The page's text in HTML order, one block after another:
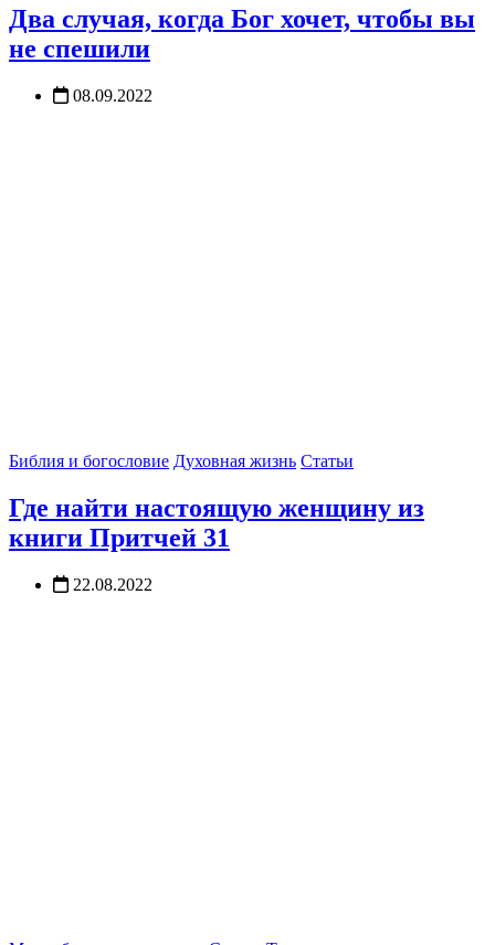
Два случая, когда Бог хочет, чтобы вы
не спешили
08.09.2022
Библия и богословие Духовная жизнь Статьи
Где найти настоящую женщину из
книги Притчей 31
22.08.2022